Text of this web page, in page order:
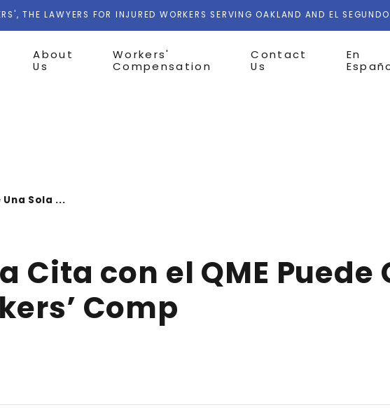
THE LAWYERS FOR INJURED WORKERS SERVING OAKLAND AND EL SEGUNDO
About
Us
Workers'
Compensation
Contact
Us
En
Una Sola ...
Cita con el QME
Comp